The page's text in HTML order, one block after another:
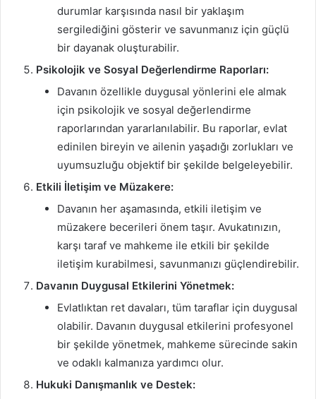
durumlar karşısında nasıl bir yaklaşım
sergilediğini gösterir ve savunmanız için güçlü
bir dayanak oluşturabilir.
Psikolojik ve Sosyal Değerlendirme Raporları:
Davanın özellikle duygusal yönlerini ele almak
için psikolojik ve sosyal değerlendirme
raporlarından yararlanılabilir. Bu raporlar, evlat
edinilen bireyin ve ailenin yaşadığı zorlukları ve
uyumsuzluğu objektif bir şekilde belgeleyebilir.
Etkili İletişim ve Müzakere:
Davanın her aşamasında, etkili iletişim ve
müzakere becerileri önem taşır. Avukatınızın,
karşı taraf ve mahkeme ile etkili bir şekilde
iletişim kurabilmesi, savunmanızı güçlendirebilir.
Davanın Duygusal Etkilerini Yönetmek:
Evlatlıktan ret davaları, tüm taraflar için duygusal
olabilir. Davanın duygusal etkilerini profesyonel
bir şekilde yönetmek, mahkeme sürecinde sakin
ve odaklı kalmanıza yardımcı olur.
Hukuki Danışmanlık ve Destek: